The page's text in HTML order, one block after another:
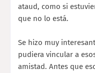
ataud, como si
que no lo está.
Se hizo muy
pudiera vincular a
amistad. Antes que